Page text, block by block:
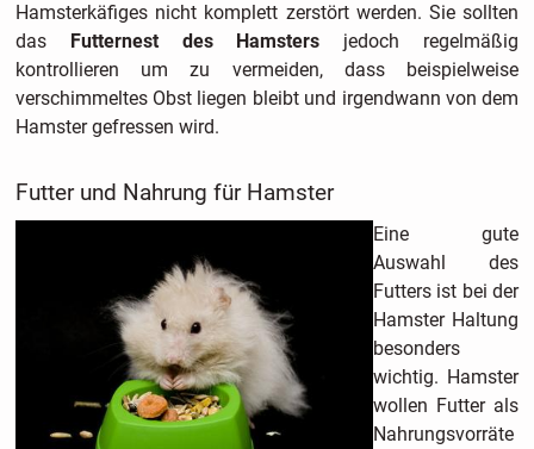
Hamsterkäfiges nicht komplett zerstört werden. Sie sollten
dasFutternest des Hamsters jedoch regelmäßig
kontrollieren um zu vermeiden, dass beispielweise
verschimmeltes Obst liegen bleibt und irgendwann von dem
Hamster gefressen wird.
Futter und Nahrung für Hamster
Eine gute
Auswahl des
Futters ist bei der
Hamster Haltung
besonders
wichtig. Hamster
wollen Futter als
Nahrungsvorräte